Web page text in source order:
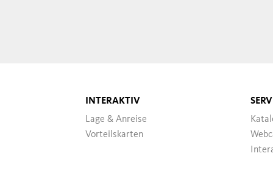
INTERAKTIV
Lage & Anreise
Vorteilskarten